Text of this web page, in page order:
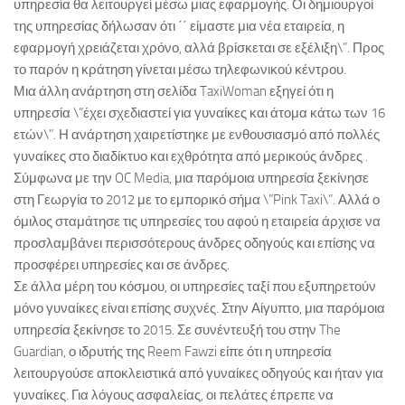
υπηρεσία θα λειτουργεί μέσω μιας εφαρμογής. Οι δημιουργοί
της υπηρεσίας δήλωσαν ότι ΄΄ είμαστε μια νέα εταιρεία, η
εφαρμογή χρειάζεται χρόνο, αλλά βρίσκεται σε εξέλιξη\”. Προς
το παρόν η κράτηση γίνεται μέσω τηλεφωνικού κέντρου.
Μια άλλη ανάρτηση στη σελίδα TaxiWoman εξηγεί ότι η
υπηρεσία \”έχει σχεδιαστεί για γυναίκες και άτομα κάτω των 16
ετών\”. Η ανάρτηση χαιρετίστηκε με ενθουσιασμό από πολλές
γυναίκες στο διαδίκτυο και εχθρότητα από μερικούς άνδρες .
Σύμφωνα με την OC Media, μια παρόμοια υπηρεσία ξεκίνησε
στη Γεωργία το 2012 με το εμπορικό σήμα \”Pink Taxi\”. Αλλά ο
όμιλος σταμάτησε τις υπηρεσίες του αφού η εταιρεία άρχισε να
προσλαμβάνει περισσότερους άνδρες οδηγούς και επίσης να
προσφέρει υπηρεσίες και σε άνδρες.
Σε άλλα μέρη του κόσμου, οι υπηρεσίες ταξί που εξυπηρετούν
μόνο γυναίκες είναι επίσης συχνές. Στην Αίγυπτο, μια παρόμοια
υπηρεσία ξεκίνησε το 2015. Σε συνέντευξή του στην The
Guardian, ο ιδρυτής της Reem Fawzi είπε ότι η υπηρεσία
λειτουργούσε αποκλειστικά από γυναίκες οδηγούς και ήταν για
γυναίκες. Για λόγους ασφαλείας, οι πελάτες έπρεπε να